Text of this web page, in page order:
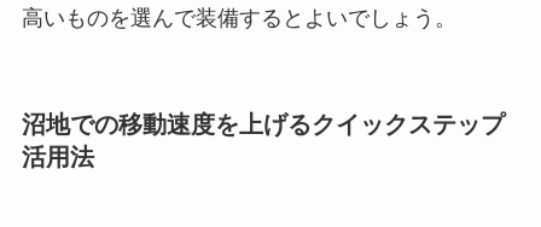
高いものを選んで装備するとよいでしょう。
沼地での移動速度を上げるクイックステップ
活用法